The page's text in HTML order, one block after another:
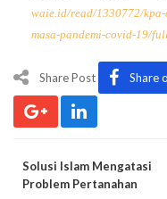
waie.id/read/1330772/
masa-pandemi-covid-19/
Share Post Share
Solusi Islam Mengatasi
Problem Pertanahan